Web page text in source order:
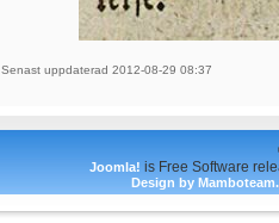
Senast uppdaterad 2012-08-29 08:37
Joomla! is Free Software
Design by